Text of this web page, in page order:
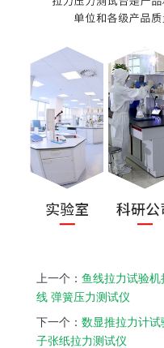
上一个： 鱼线拉力试验机
线 弹簧压力测试仪
下一个： 数显推拉力计
子张纸拉力测试仪